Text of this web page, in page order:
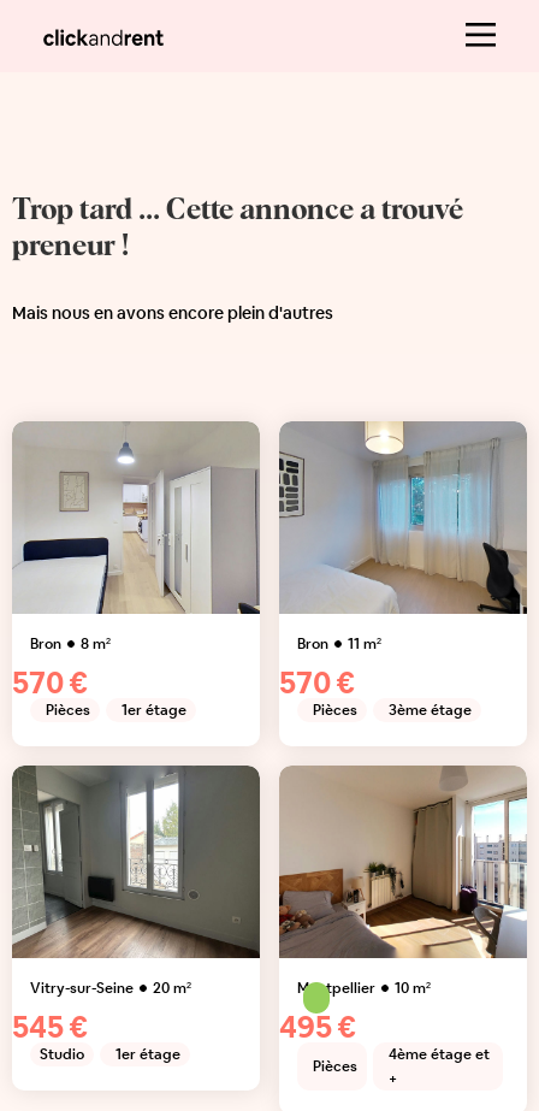
Trop tard ... Cette annonce a trouvé
preneur !
Mais nous en avons encore plein d'autres
Bron 8m²
570 €
Pièces 1er étage
Bron 11 m²
570 €
Pièces 3ème étage
Vitry-sur-Seine 20m²
545 €
Studio 1er étage
Montpellier 10m²
495 €
Pièces
4ème étage et
+